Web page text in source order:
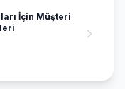
İçin Müşteri